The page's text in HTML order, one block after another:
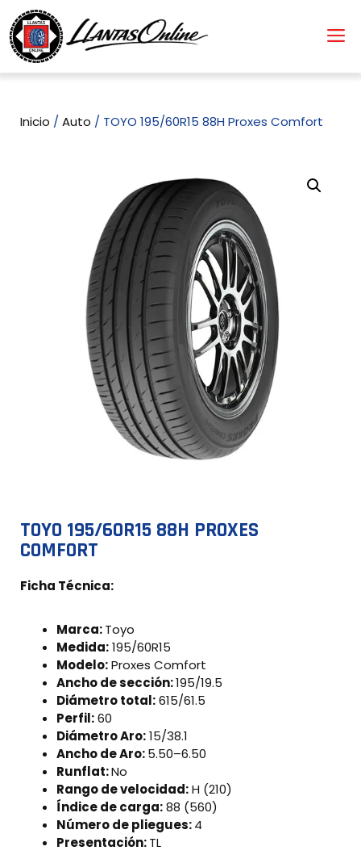
Inicio / Auto / TOYO 195/60R15 88H Proxes Comfort
TOYO 195/60R15 88H PROXES
COMFORT
Ficha Técnica:
Marca:Toyo
Medida:195/60R15
Modelo:Proxes Comfort
Ancho de sección:195/19.5
Diámetro total:615/61.5
Perfil:60
Diámetro Aro:15/38.1
Ancho de Aro:5.50–6.50
Runflat:No
Rango de velocidad:H (210)
Índice de carga:88 (560)
Número de pliegues:4
Presentación:TL